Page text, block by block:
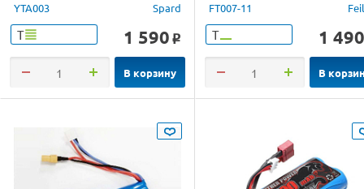
YTA003 Spard
Т 1 590 o
В корзину
FT007-11
Т 1 490
В